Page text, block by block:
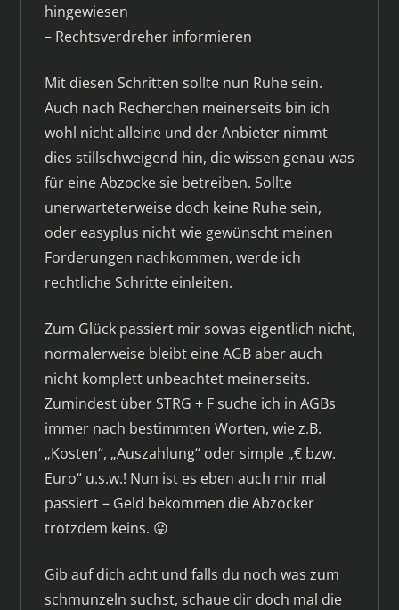
hingewiesen
– Rechtsverdreher informieren
Mit diesen Schritten sollte nun Ruhe sein.
Auch nach Recherchen meinerseits bin ich
wohl nicht alleine und der Anbieter nimmt
dies stillschweigend hin, die wissen genau was
für eine Abzocke sie betreiben. Sollte
unerwarteterweise doch keine Ruhe sein,
oder easyplus nicht wie gewünscht meinen
Forderungen nachkommen, werde ich
rechtliche Schritte einleiten.
Zum Glück passiert mir sowas eigentlich nicht,
normalerweise bleibt eine AGB aber auch
nicht komplett unbeachtet meinerseits.
Zumindest über STRG + F suche ich in AGBs
immer nach bestimmten Worten, wie z.B.
„Kosten“, „Auszahlung“ oder simple „€ bzw.
Euro“ u.s.w.! Nun ist es eben auch mir mal
passiert – Geld bekommen die Abzocker
trotzdem keins. 😛
Gib auf dich acht und falls du noch was zum
schmunzeln suchst, schaue dir doch mal die